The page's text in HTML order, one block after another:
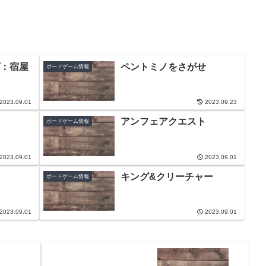
宿屋 ボードゲーム情報 ペントミノをさがせ
2023.09.23
ボードゲーム情報 アンフェアクエスト
2023.09.01
ボードゲーム情報 キング&クリーチャー
2023.09.01